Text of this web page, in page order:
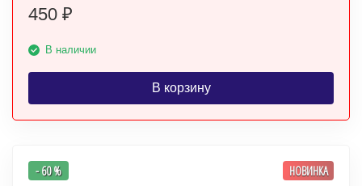
450 ₽
В наличии
В корзину
- 60 % НОВИНКА